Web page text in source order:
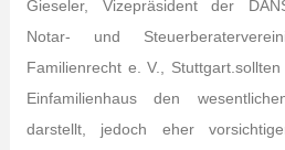
Gieseler, Vizepräsident der
Notar- und
Familienrecht e. V.,
Einfamilienhaus den
darstellt, jedoch eher